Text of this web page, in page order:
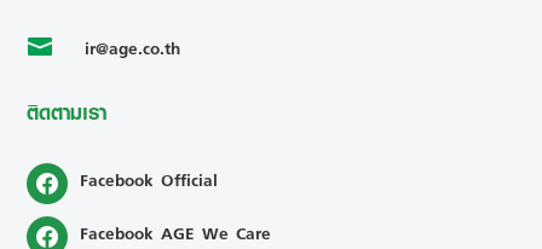
 ir@age.co.th
ติดตามเรา
Facebook Official
Facebook AGE We Care